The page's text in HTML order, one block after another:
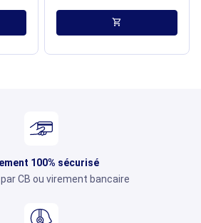
shopping_cart
100% sécurisé
CB ou virement bancaire